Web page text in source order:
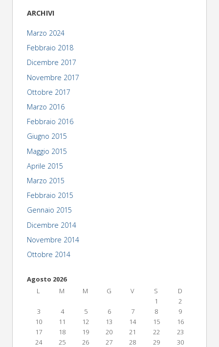
ARCHIVI
Marzo 2024
Febbraio 2018
Dicembre 2017
Novembre 2017
Ottobre 2017
Marzo 2016
Febbraio 2016
Giugno 2015
Maggio 2015
Aprile 2015
Marzo 2015
Febbraio 2015
Gennaio 2015
Dicembre 2014
Novembre 2014
Ottobre 2014
Agosto 2026
L
M M G V S
D
1
2
3
4 5 6 7 8
9
10
11 12 13 14 15
16
17
18 19 20 21 22
23
24
25 26 27 28 29
30